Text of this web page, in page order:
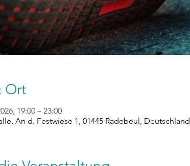
Ort
19:00 – 23:00
An d. Festwiese 1, 01445 Radebeul, Deutschland